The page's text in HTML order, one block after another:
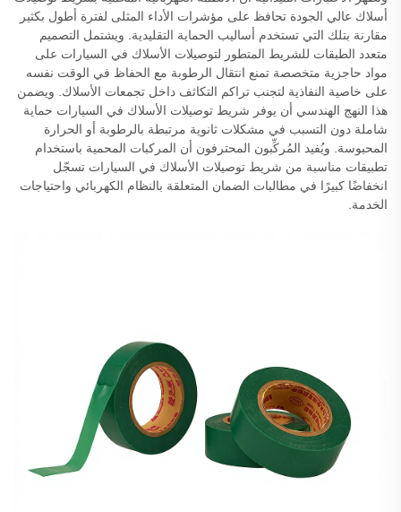
أسلاك عالي الجودة تحافظ على مؤشرات الأداء المثلى لفترة أطول بكثير
مقارنة بتلك التي تستخدم أساليب الحماية التقليدية. ويشتمل التصميم
متعدد الطبقات للشريط المتطور لتوصيلات الأسلاك في السيارات على
مواد حاجزية متخصصة تمنع انتقال الرطوبة مع الحفاظ في الوقت نفسه
على خاصية النفاذية لتجنب تراكم التكاثف داخل تجمعات الأسلاك. ويضمن
هذا النهج الهندسي أن يوفر شريط توصيلات الأسلاك في السيارات حماية
شاملة دون التسبب في مشكلات ثانوية مرتبطة بالرطوبة أو الحرارة
المحبوسة. ويُفيد المُركِّبون المحترفون أن المركبات المحمية باستخدام
تطبيقات مناسبة من شريط توصيلات الأسلاك في السيارات تسجّل
انخفاضًا كبيرًا في مطالبات الضمان المتعلقة بالنظام الكهربائي واحتياجات
الخدمة.